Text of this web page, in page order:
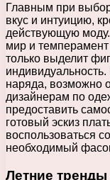
Главным при
вкус и интуицию,
действующую моду.
мир и
только выделит
наряда, возможно
дизайнерам по
предоставить
готовый эскиз
воспользоваться
необходимый
Летние